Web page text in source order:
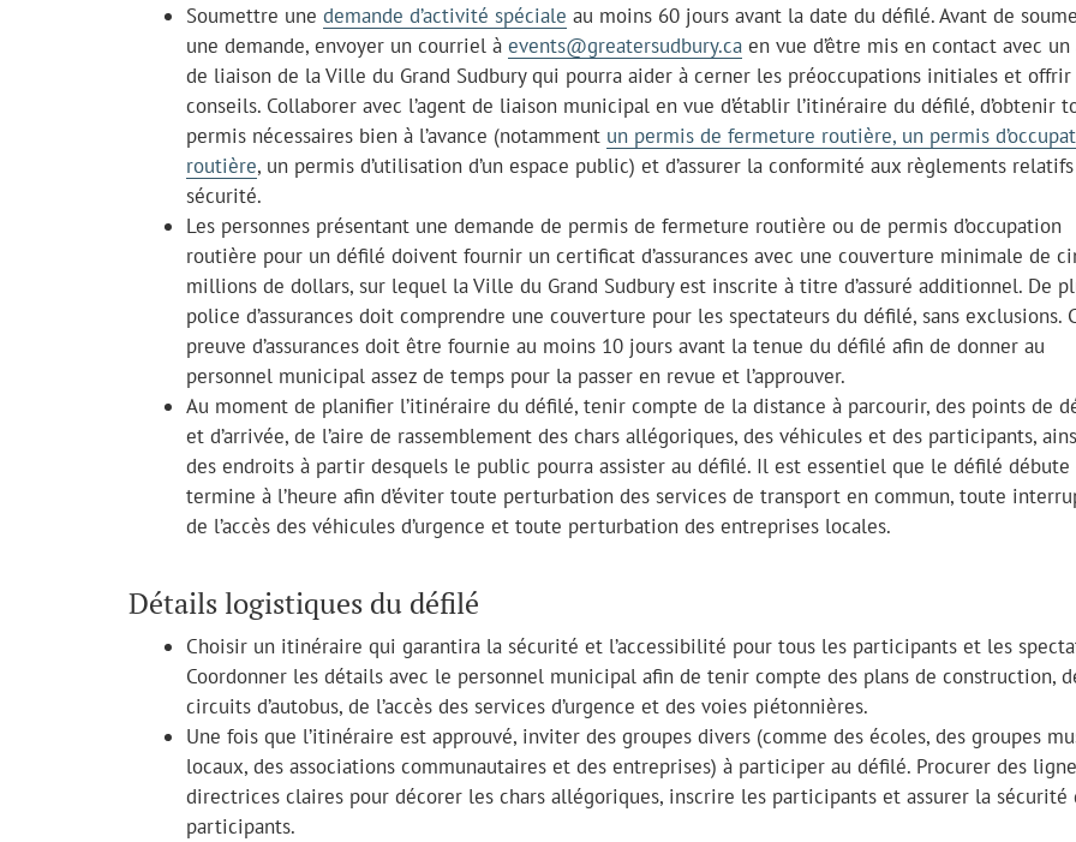
Soumettre une demande d’activité spéciale au moins 60 jours avant la date du défilé. Avant de
une demande, envoyer un courriel à events@greatersudbury.ca en vue d’être mis en contact avec
de liaison de la Ville du Grand Sudbury qui pourra aider à cerner les préoccupations initiales et offrir
conseils. Collaborer avec l’agent de liaison municipal en vue d’établir l’itinéraire du défilé, d’obtenir
permis nécessaires bien à l’avance (notamment un permis de fermeture routière, un permis
routière, un permis d’utilisation d’un espace public) et d’assurer la conformité aux règlements
sécurité.
Les personnes présentant une demande de permis de fermeture routière ou de permis d’occupation
routière pour un défilé doivent fournir un certificat d’assurances avec une couverture minimale de
millions de dollars, sur lequel laVille du Grand Sudbury est inscrite à titre d’assuré additionnel. De
police d’assurances doit comprendre une couverture pour les spectateurs du défilé, sans exclusions.
preuve d’assurances doit être fournie au moins 10 jours avant la tenue du défilé afin de donner au
personnel municipal assez de temps pour la passer en revue et l’approuver.
Au moment de planifier l’itinéraire du défilé, tenir compte de la distance à parcourir, des points de
et d’arrivée, de l’aire de rassemblement des chars allégoriques, des véhicules et des participants,
des endroits à partir desquels le public pourra assister au défilé. Il est essentiel que le défilé débute
termine à l’heure afin d’éviter toute perturbation des services de transport en commun, toute
de l’accès des véhicules d’urgence et toute perturbation des entreprises locales.
Détails logistiques du défilé
Choisir un itinéraire qui garantira la sécurité et l’accessibilité pour tous les participants et les
Coordonner les détails avec le personnel municipal afin de tenir compte des plans de construction,
circuits d’autobus, de l’accès des services d’urgence et des voies piétonnières.
Une fois que l’itinéraire est approuvé, inviter des groupes divers (comme des écoles, des groupes
locaux, des associations communautaires et des entreprises) à participer au défilé. Procurer des
directrices claires pour décorer les chars allégoriques, inscrire les participants et assurer la sécurité
participants.